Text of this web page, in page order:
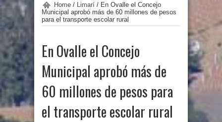
Home / Limarí / En Ovalle el Concejo
Municipal aprobó más de 60 millones de pesos
para el transporte escolar rural
En Ovalle el Concejo
Municipal aprobó más de
60 millones de pesos para
el transporte escolar rural